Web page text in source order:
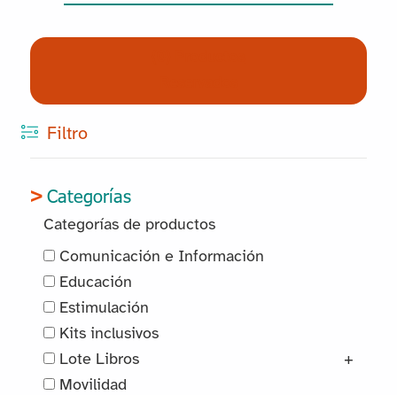
Filtro
Categorías
Categorías de productos
Comunicación e Información
Educación
Estimulación
Kits inclusivos
Lote Libros
+
Movilidad